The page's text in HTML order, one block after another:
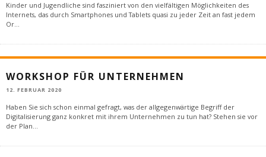
Kinder und Jugendliche sind fasziniert von den vielfältigen Möglichkeiten des
Internets, das durch Smartphones und Tablets quasi zu jeder Zeit an fast jedem
Or...
WORKSHOP FÜR UNTERNEHMEN
12. FEBRUAR 2020
Haben Sie sich schon einmal gefragt, was der allgegenwärtige Begriff der
Digitalisierung ganz konkret mit ihrem Unternehmen zu tun hat? Stehen sie vor
der Plan...